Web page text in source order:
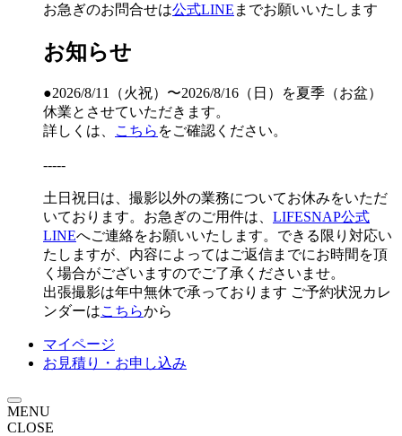
お急ぎのお問合せは公式LINE までお願いいたします
お知らせ
●2026/8/11（火祝）〜2026/8/16（日）を夏季（お盆）
休業とさせていただきます。
詳しくは、
こちら をご確認ください。
-----
土日祝日は、撮影以外の業務についてお休みをいただ
いております。お急ぎのご用件は、 LIFESNAP公式
LINEへご連絡をお願いいたします。できる限り対応い
たしますが、内容によってはご返信までにお時間を頂
く場合がございますのでご了承くださいませ。
出張撮影は年中無休で承っております ご予約状況カレ
ンダーはこちらから
マイページ
お見積り・お申し込み
MENU
CLOSE